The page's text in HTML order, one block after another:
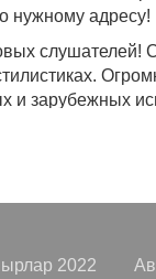
нужному адресу!
слушателей!
и зарубежных
доступе, с
хиты
вкус, и все это
отбирая
2022